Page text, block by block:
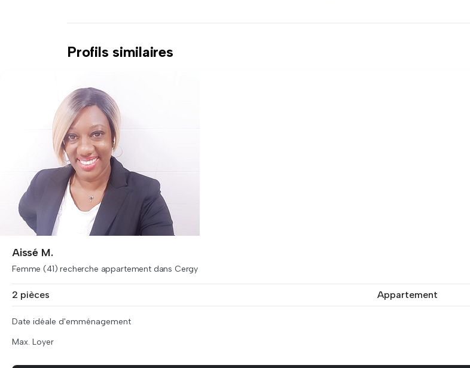
Profils similaires
Aissé M.
Femme (41) recherche appartement dans Cergy
2 pièces Appartement
Date idéale d'emménagement
Max. Loyer